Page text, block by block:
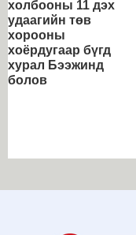
холбооны 11 дэх
удаагийн төв
хорооны
хоёрдугаар бүгд
хурал Бээжинд
болов